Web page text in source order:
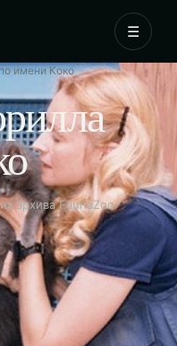
☰
имени Коко
архива FaunaZoo